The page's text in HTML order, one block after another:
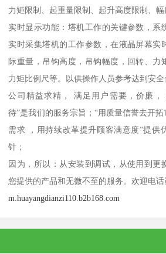
力矩限制、起重量限制、起升高度限制、幅
实时显示功能：塔机工作的关键参数，系
实时采集塔机的工作参数，在液晶屏幕实
际重量，吊钩高度，吊钩幅度，回转、力
力矩比例尺等。以供操作人员参考达到安全
公司精益求精， 满足用户需要，价廉，
待”是我们的服务宗旨；“用质量信誉去开
需求 ，用持续改革提升顾客满意度”提供
针；
因为，所以：从安装到调试，从使用到更
您提供的产品和无微不至的服务。欢迎电
m.huayangdianzi110.b2b168.com